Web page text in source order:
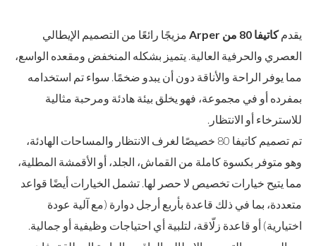
يقدمكاتيفا 80 من Arper
مزيجًا رائعًا من التصميم الإيطالي
العصري والحرفية العالية. يتميز بشكله المنخفض ومقعده الواسع،
مما يوفر الراحة والأناقة دون أن يبدو ضخمًا. سواء تم استخدامه
بمفرده أو في مجموعة، فهو يخلق بيئة هادئة ومرحبة مثالية
للاسترخاء أو الانتظار.
تم تصميم كاتيفا 80 خصيصًا لغرف الانتظار والمساحات الهادئة،
وهو متوفر بكسوة كاملة من القماش، الجلد، أو الأقمشة المطلية،
مما يتيح خيارات تخصيص لا حصر لها. تشمل الخيارات أيضًا قواعد
متعددة، بما في ذلك قاعدة بأربع أرجل دوارة (مع آلية عودة
اختيارية) أو قاعدة زلّاقة، لتلبية أي احتياجات وظيفية أو جمالية.